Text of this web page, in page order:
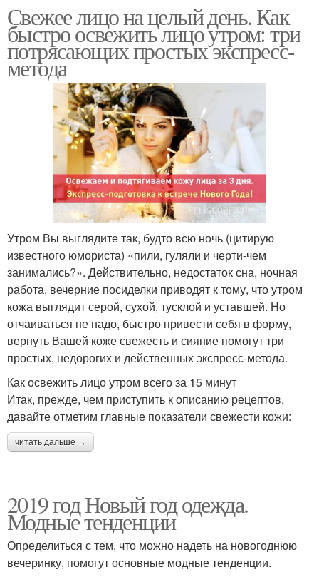
Свежее лицо на целый день. Как
быстро освежить лицо утром: три
потрясающих простых экспресс-
метода
Утром Вы выглядите так, будто всю ночь (цитирую
известного юмориста) «пили, гуляли и черти-чем
занимались?». Действительно, недостаток сна, ночная
работа, вечерние посиделки приводят к тому, что утром
кожа выглядит серой, сухой, тусклой и уставшей. Но
отчаиваться не надо, быстро привести себя в форму,
вернуть Вашей коже свежесть и сияние помогут три
простых, недорогих и действенных экспресс-метода.
Как освежить лицо утром всего за 15 минут
Итак, прежде, чем приступить к описанию рецептов,
давайте отметим главные показатели свежести кожи:
читать дальше →
2019 год Новый год одежда.
Модные тенденции
Определиться с тем, что можно надеть на новогоднюю
вечеринку, помогут основные модные тенденции.